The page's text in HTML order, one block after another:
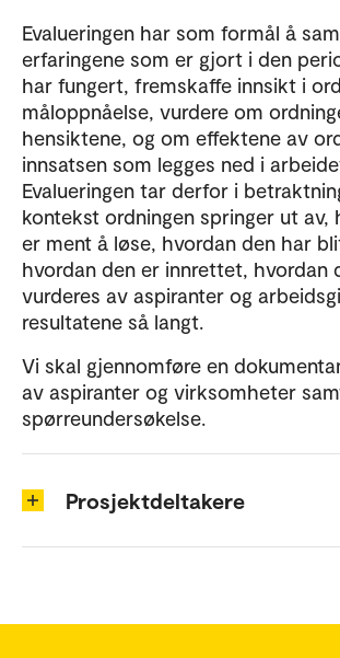
Evalueringen har som formål å
erfaringene som er gjort i den
har fungert, fremskaffe innsikt i
måloppnåelse, vurdere om
hensiktene, og om effektene av
innsatsen som legges ned i
Evalueringen tar derfor i
kontekst ordningen springer ut
er ment å løse, hvordan den har
hvordan den er innrettet, hvordan
vurderes av aspiranter og
resultatene så langt.
Vi skal gjennomføre en
av aspiranter og virksomheter
spørreundersøkelse.
Prosjektdeltakere